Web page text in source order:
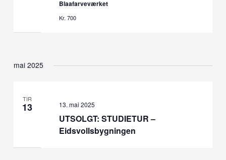
Blaafarveværket
Kr. 700
mai 2025
TIR
13
UTSOLGT: STUDIETUR –
Eidsvollsbygningen
13. mai 2025